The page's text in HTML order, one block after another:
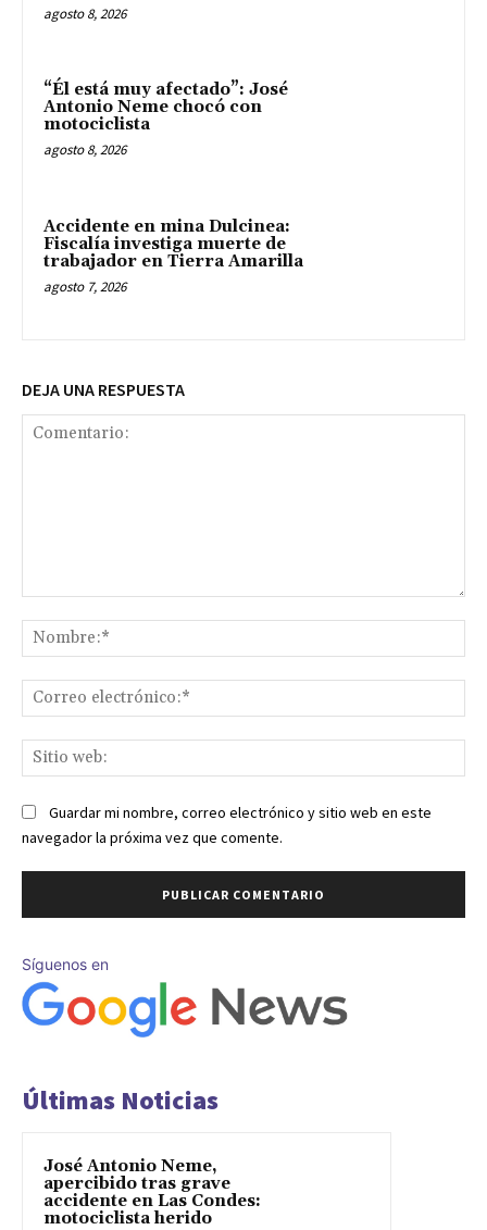
agosto 8, 2026
“Él está muy afectado”: José
Antonio Neme chocó con
motociclista
agosto 8, 2026
Accidente en mina Dulcinea:
Fiscalía investiga muerte de
trabajador en Tierra Amarilla
agosto 7, 2026
DEJA UNA RESPUESTA
Guardar mi nombre, correo electrónico y sitio web en este
navegador la próxima vez que comente.
Síguenos en
Últimas Noticias
José Antonio Neme,
apercibido tras grave
accidente en Las Condes:
motociclista herido